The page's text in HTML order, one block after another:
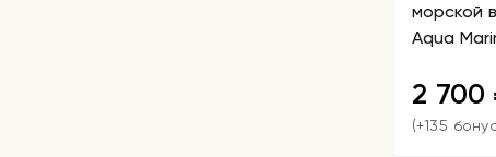
морской
Aqua
2 700
(+135